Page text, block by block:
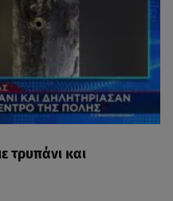
τρυπάνι και